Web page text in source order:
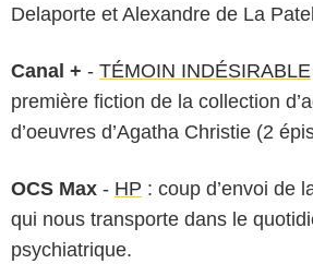
Delaporte et Alexandre de La
Canal + - TÉMOIN INDÉSIRABLE
première fiction de la collection
d’oeuvres d’Agatha Christie (2
OCS Max - HP : coup d’envoi de
qui nous transporte dans le
psychiatrique.